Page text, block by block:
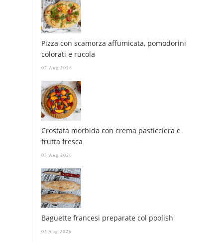
Pizza con scamorza affumicata, pomodorini
colorati e rucola
07 Aug 2026
Crostata morbida con crema pasticciera e
frutta fresca
05 Aug 2026
Baguette francesi preparate col poolish
03 Aug 2026